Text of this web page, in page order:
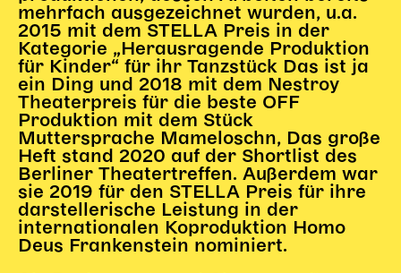
Workshops
Abenteuernacht
Kinder-Redaktion
Junge Kunst
Next Generation
Angewandte + DSCHUNGEL WIEN
MAGMA 25/26
Dramaturgie + Stadt
Theaterwerkstätten
mehrfach ausgezeichnet wurden, u.a.
2015 mit dem STELLA Preis in der
Kategorie „Herausragende Produktion
für Kinder“ für ihr Tanzstück Das ist ja
ein Ding und 2018 mit dem Nestroy
Theaterpreis für die beste OFF
Produktion mit dem Stück
Muttersprache Mameloschn, Das große
Heft stand 2020 auf der Shortlist des
Berliner Theatertreffen. Außerdem war
sie 2019 für den STELLA Preis für ihre
darstellerische Leistung in der
internationalen Koproduktion Homo
Deus Frankenstein nominiert.